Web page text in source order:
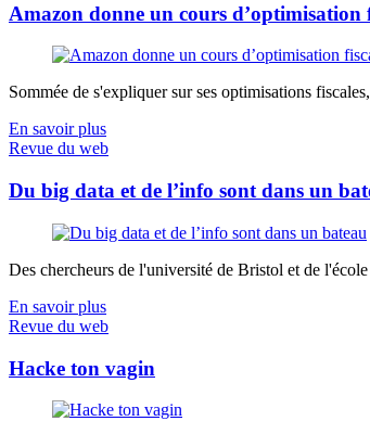
Amazon donne un cours d’optimisation
Sommée de s'expliquer sur ses optimisations
En savoir plus
Revue du web
Du big data et de l’info sont dans un
Des chercheurs de l'université de Bristol et de
En savoir plus
Revue du web
Hacke ton vagin